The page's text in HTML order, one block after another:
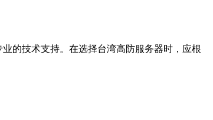
的技术支持。在选择台湾高防服务器时，应根